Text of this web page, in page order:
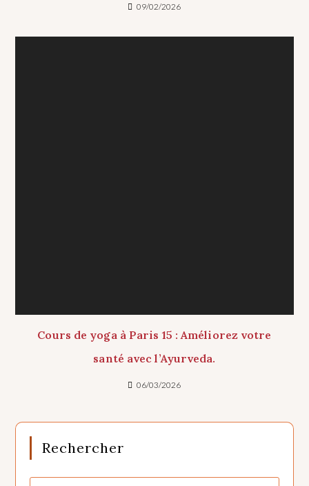
09/02/2026
Cours de yoga à Paris 15 : Améliorez votre
santé avec l’Ayurveda.
06/03/2026
Rechercher